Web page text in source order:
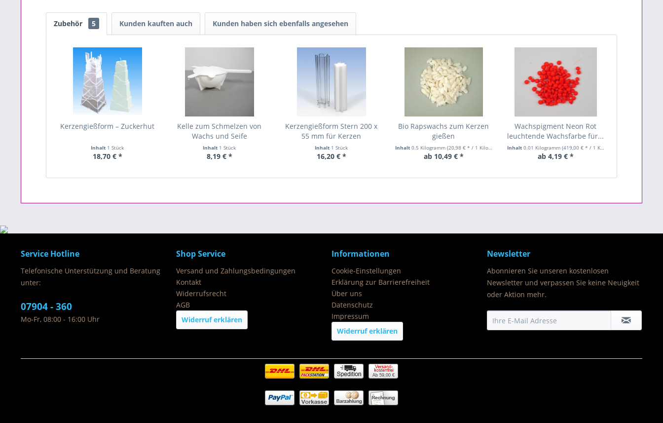
Zubehör 5 Kunden kauften auch Kunden haben sich ebenfalls angesehen
Kerzengießform – Zuckerhut
Inhalt 1 Stück
18,70 € *
Kelle zum Schmelzen von
Wachs und Seife
Inhalt 1 Stück
8,19 € *
Kerzengießform Stern 200 x
55 mm für Kerzen
Inhalt 1 Stück
16,20 € *
Bio Rapswachs zum Kerzen
gießen
Inhalt 0.5 Kilogramm (20,98 € * / 1 Kilogramm)
ab 10,49 € *
Wachspigment Neon Rot
leuchtende Wachsfarbe für...
Inhalt 0.01 Kilogramm (419,00 € * / 1 Kilogramm)
ab 4,19 € *
Service Hotline
Telefonische Unterstützung und Beratung
unter:
07904 - 360
Mo-Fr, 08:00 - 16:00 Uhr
Shop Service
Versand und Zahlungsbedingungen
Kontakt
Widerrufsrecht
AGB
Widerruf erklären
Informationen
Cookie-Einstellungen
Erklärung zur Barrierefreiheit
Über uns
Datenschutz
Impressum
Widerruf erklären
Newsletter
Abonnieren Sie unseren kostenlosen
Newsletter und verpassen Sie keine Neuigkeit
oder Aktion mehr.
Ab 59,00 €